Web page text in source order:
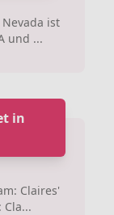
ist
und ...
in
Claires'
Cla...